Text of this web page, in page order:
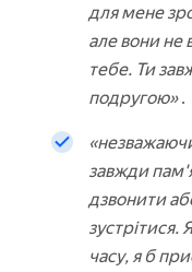
для мене
але вони не
тебе. Ти
подругою».
завжди
дзвонити
зустрітися.
часу, я б